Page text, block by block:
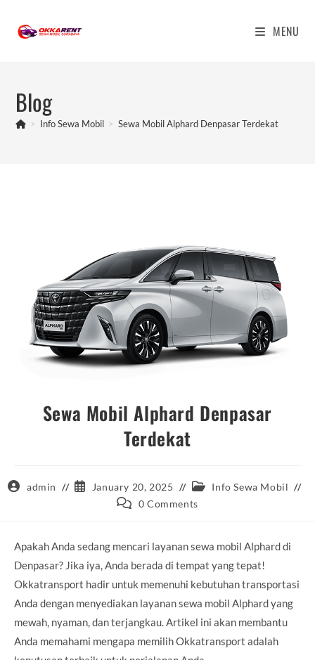
content
MENU
Blog
> Info Sewa Mobil > Sewa Mobil Alphard Denpasar Terdekat
Sewa Mobil Alphard Denpasar
Terdekat
Postadmin
Post
published:
January 20, 2025
Post
category:
Info Sewa Mobil
Post 0 Comments
Apakah Anda sedang mencari layanan sewa mobil Alphard di
Denpasar? Jika iya, Anda berada di tempat yang tepat!
Okkatransport hadir untuk memenuhi kebutuhan transportasi
Anda dengan menyediakan layanan sewa mobil Alphard yang
mewah, nyaman, dan terjangkau. Artikel ini akan membantu
Anda memahami mengapa memilih Okkatransport adalah